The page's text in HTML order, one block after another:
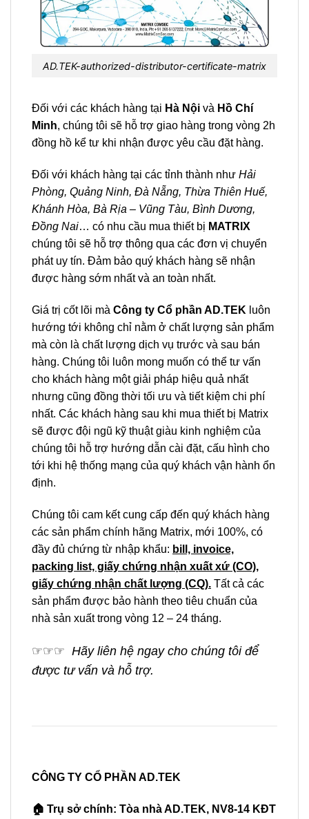
AD.TEK-authorized-distributor-certificate-matrix
Đối với các khách hàng tại Hà Nội và Hồ Chí
Minh, chúng tôi sẽ hỗ trợ giao hàng trong vòng 2h
đồng hồ kể tư khi nhận được yêu cầu đặt hàng.
Đối với khách hàng tại các tỉnh thành như Hải
Phòng, Quảng Ninh, Đà Nẵng, Thừa Thiên Huế,
Khánh Hòa, Bà Rịa – Vũng Tàu, Bình Dương,
Đồng Nai… có nhu cầu mua thiết bị MATRIX
chúng tôi sẽ hỗ trợ thông qua các đơn vị chuyển
phát uy tín. Đảm bảo quý khách hàng sẽ nhận
được hàng sớm nhất và an toàn nhất.
Giá trị cốt lõi mà Công ty Cổ phần AD.TEK luôn
hướng tới không chỉ nằm ở chất lượng sản phẩm
mà còn là chất lượng dịch vụ trước và sau bán
hàng. Chúng tôi luôn mong muốn có thể tư vấn
cho khách hàng một giải pháp hiệu quả nhất
nhưng cũng đồng thời tối ưu và tiết kiệm chi phí
nhất. Các khách hàng sau khi mua thiết bị Matrix
sẽ được đội ngũ kỹ thuật giàu kinh nghiệm của
chúng tôi hỗ trợ hướng dẫn cài đặt, cấu hình cho
tới khi hệ thống mạng của quý khách vận hành ổn
định.
Chúng tôi cam kết cung cấp đến quý khách hàng
các sản phẩm chính hãng Matrix, mới 100%, có
đầy đủ chứng từ nhập khẩu: bill, invoice,
packing list, giấy chứng nhận xuất xứ (CO),
giấy chứng nhận chất lượng (CQ). Tất cả các
sản phẩm được bảo hành theo tiêu chuẩn của
nhà sản xuất trong vòng 12 – 24 tháng.
☞☞☞ Hãy liên hệ ngay cho chúng tôi để
được tư vấn và hỗ trợ.
CÔNG TY CỔ PHẦN AD.TEK
🏠 Trụ sở chính: Tòa nhà AD.TEK, NV8-14 KĐT